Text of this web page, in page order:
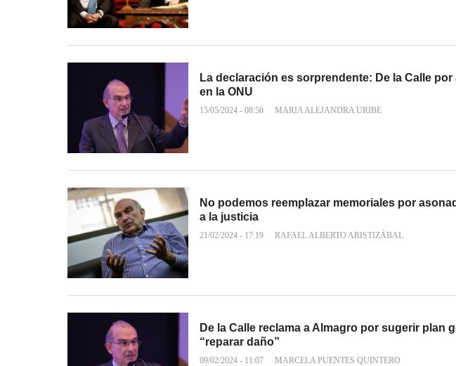
La declaración es sorprendente: De la Calle
en la ONU
15/05/2024 - 08:50 MARIA ALEJANDRA URIBE
No podemos reemplazar memoriales por
a la justicia
21/02/2024 - 17:19 RAFAEL ALBERTO ARISTIZÁBAL
De la Calle reclama a Almagro por sugerir plan
“reparar daño”
09/02/2024 - 11:07 MARCELA PUENTES QUINTERO